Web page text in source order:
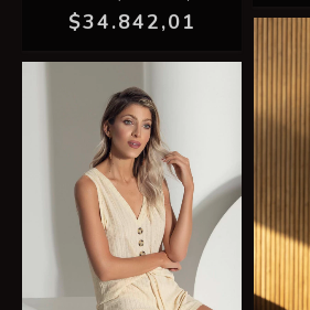
$34.842,01